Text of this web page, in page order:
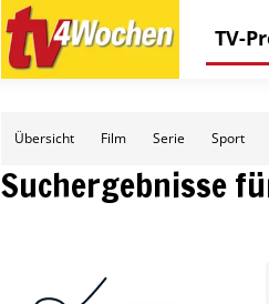
TV-
Übersicht Film Serie Sport
Suchergebnisse